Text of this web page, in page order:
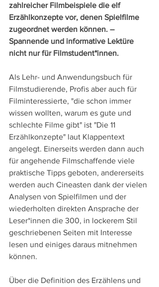
zahlreicher Filmbeispiele die elf
Erzählkonzepte vor, denen Spielfilme
zugeordnet werden können. –
Spannende und informative Lektüre
nicht nur für Filmstudent*innen.
Als Lehr- und Anwendungsbuch für
Filmstudierende, Profis aber auch für
Filminteressierte, "die schon immer
wissen wollten, warum es gute und
schlechte Filme gibt" ist "Die 11
Erzählkonzepte" laut Klappentext
angelegt. Einerseits werden dann auch
für angehende Filmschaffende viele
praktische Tipps geboten, andererseits
werden auch Cineasten dank der vielen
Analysen von Spielfilmen und der
wiederholten direkten Ansprache der
Leser*innen die 300, in lockerem Stil
geschriebenen Seiten mit Interesse
lesen und einiges daraus mitnehmen
können.
Über die Definition des Erzählens und